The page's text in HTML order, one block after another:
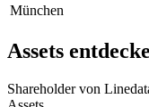
München
Assets
Shareholder von